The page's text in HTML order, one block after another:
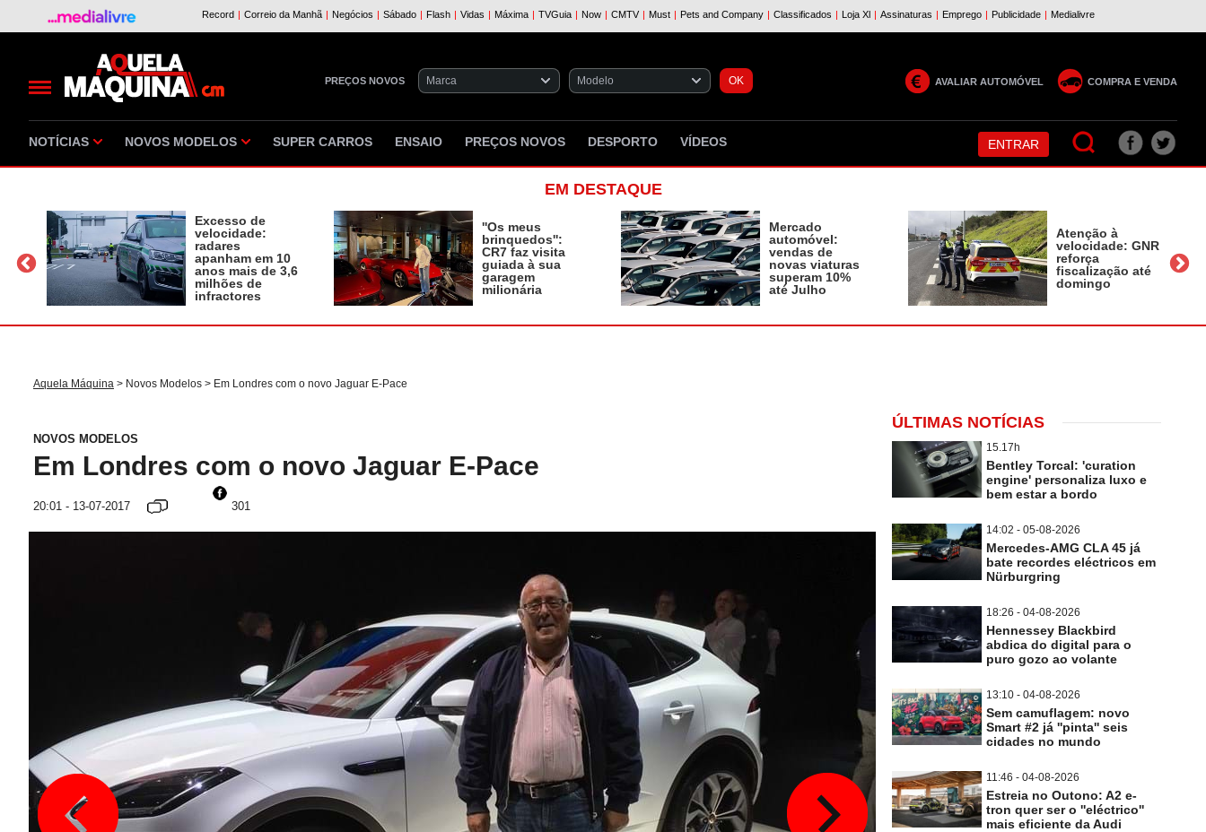
AVALIAR AUTOMÓVEL COMPRA E VENDA
PREÇOS NOVOS
NOTÍCIAS NOVOS MODELOS SUPER CARROS ENSAIO PREÇOS NOVOS DESPORTO VÍDEOS ENTRAR
EM DESTAQUE
Excesso de
velocidade:
radares
apanham em 10
anos mais de 3,6
milhões de
infractores
''Os meus
brinquedos'':
CR7 faz visita
guiada à sua
garagem
milionária
Mercado
automóvel:
vendas de
novas viaturas
superam 10%
até Julho
Atenção à
velocidade: GNR
reforça
fiscalização até
domingo
Aquela Máquina > Novos Modelos > Em Londres com o novo Jaguar E-Pace
NOVOS MODELOS
Em Londres com o novo Jaguar E-Pace
20:01 - 13-07-2017 301
ÚLTIMAS NOTÍCIAS
15.17h
Bentley Torcal: 'curation
engine' personaliza luxo e
bem estar a bordo
14:02 - 05-08-2026
Mercedes-AMG CLA 45 já
bate recordes eléctricos em
Nürburgring
18:26 - 04-08-2026
Hennessey Blackbird
abdica do digital para o
puro gozo ao volante
13:10 - 04-08-2026
Sem camuflagem: novo
Smart #2 já ''pinta'' seis
cidades no mundo
11:46 - 04-08-2026
Estreia no Outono: A2 e-
tron quer ser o ''eléctrico''
mais eficiente da Audi